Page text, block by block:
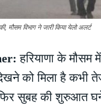
विभाग ने जारी किया येलो अलर्ट
हरियाणा के मौसम
को मिला है कभी
सुबह की शुरुआत